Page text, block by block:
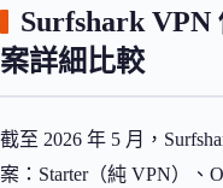
Surfshark VPN
案詳細比較
截至 2026 年 5 月，
案：Starter（純 VPN）、